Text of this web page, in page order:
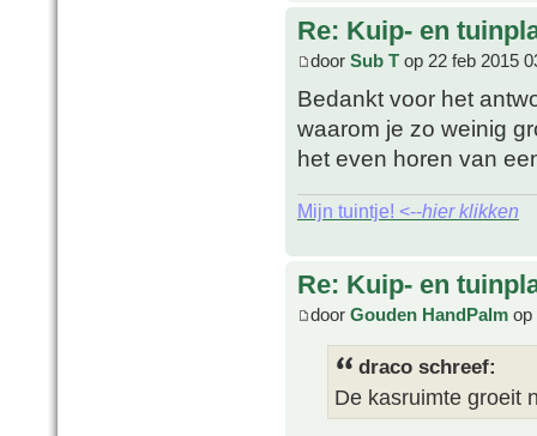
Re: Kuip- en
door Sub T op 22 feb 2015
Bedankt voor het
waarom je zo weinig
het even horen van
Mijn tuintje! <--hier klikken
Re: Kuip- en
door Gouden HandPalm op
draco schreef:
De kasruimte groeit